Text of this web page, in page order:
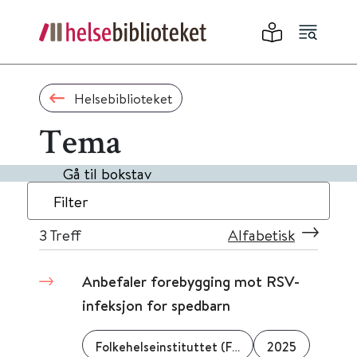
Helsebiblioteket
Tema
Gå til bokstav
Filter
3 Treff Alfabetisk
Anbefaler forebygging mot RSV-
infeksjon for spedbarn
Folkehelseinstituttet (FHI) 2025